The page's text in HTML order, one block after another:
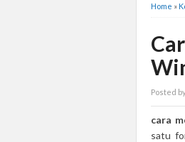
Home »
Posted
cara
satu